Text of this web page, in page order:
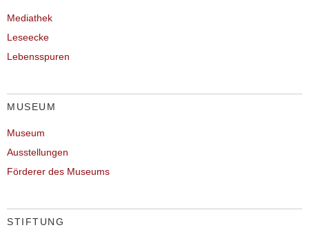
Mediathek
Leseecke
Lebensspuren
MUSEUM
Museum
Ausstellungen
Förderer des Museums
STIFTUNG